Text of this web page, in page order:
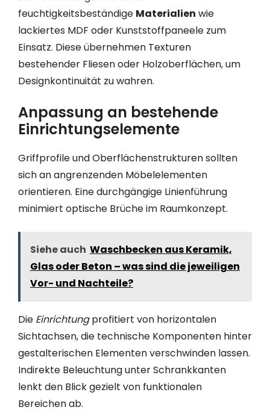
feuchtigkeitsbeständige Materialien wie
lackiertes MDF oder Kunststoffpaneele zum
Einsatz. Diese übernehmen Texturen
bestehender Fliesen oder Holzoberflächen, um
Designkontinuität zu wahren.
Anpassung an bestehende
Einrichtungselemente
Griffprofile und Oberflächenstrukturen sollten
sich an angrenzenden Möbelelementen
orientieren. Eine durchgängige Linienführung
minimiert optische Brüche im Raumkonzept.
Siehe auch Waschbecken aus Keramik,
Glas oder Beton – was sind die jeweiligen
Vor- und Nachteile?
Die Einrichtungprofitiert von horizontalen
Sichtachsen, die technische Komponenten hinter
gestalterischen Elementen verschwinden lassen.
Indirekte Beleuchtung unter Schrankkanten
lenkt den Blick gezielt von funktionalen
Bereichen ab.